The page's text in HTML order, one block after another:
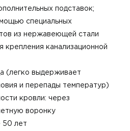
подставок;
специальных
из нержавеющей стали
крепления канализационной
(легко выдерживает
и перепады температур)
кровли: через
воронку
50 лет